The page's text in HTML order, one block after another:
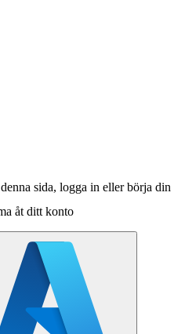
sida, logga in eller börja din
åt ditt konto